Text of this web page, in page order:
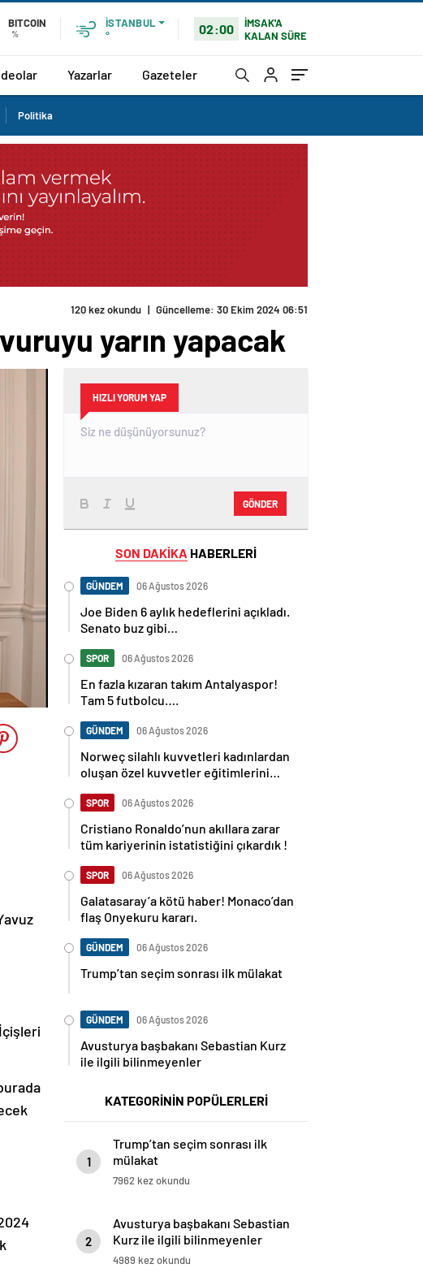
BITCOIN
%
İSTANBUL
°
02:00
İMSAK'A
KALAN SÜRE
Yazarlar Gazeteler
Politika
yarın yapacak
HIZLI YORUM YAP
GÖNDER
SON DAKİKA HABERLERİ
GÜNDEM 06 Ağustos 2026
Joe Biden 6 aylık hedeflerini açıkladı.
Senato buz gibi…
SPOR 06 Ağustos 2026
En fazla kızaran takım Antalyaspor!
Tam 5 futbolcu….
GÜNDEM 06 Ağustos 2026
Norweç silahlı kuvvetleri kadınlardan
oluşan özel kuvvetler eğitimlerini
SPOR 06 Ağustos 2026
Cristiano Ronaldo’nun akıllara zarar
tüm kariyerinin istatistiğini çıkardık !
SPOR 06 Ağustos 2026
Galatasaray’a kötü haber! Monaco’dan
flaş Onyekuru kararı.
GÜNDEM 06 Ağustos 2026
Trump’tan seçim sonrası ilk mülakat
GÜNDEM 06 Ağustos 2026
Avusturya başbakanı Sebastian Kurz
ile ilgili bilinmeyenler
KATEGORİNİN POPÜLERLERİ
1
Trump’tan seçim sonrası ilk
mülakat
7962 kez okundu
2
Avusturya başbakanı Sebastian
Kurz ile ilgili bilinmeyenler
4989 kez okundu